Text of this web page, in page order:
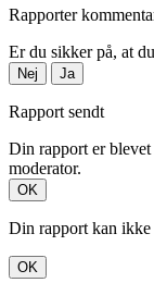
Rapporter
Er du sikker på, at
Nej Ja
Rapport sendt
Din rapport er
moderator.
OK
Din rapport kan ikke
OK